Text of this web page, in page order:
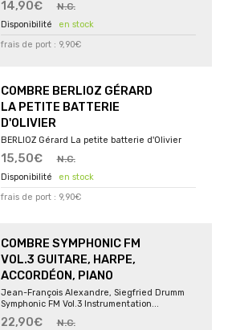
14,90€ N.C.
en stock
frais de port : 9,90€
COMBRE BERLIOZ GÉRARD
LA PETITE BATTERIE
D'OLIVIER
BERLIOZ Gérard La petite batterie d'Olivier
15,50€ N.C.
en stock
frais de port : 9,90€
COMBRE SYMPHONIC FM
VOL.3 GUITARE, HARPE,
ACCORDÉON, PIANO
Jean-François Alexandre, Siegfried Drumm
Symphonic FM Vol.3 Instrumentation...
22,90€ N.C.